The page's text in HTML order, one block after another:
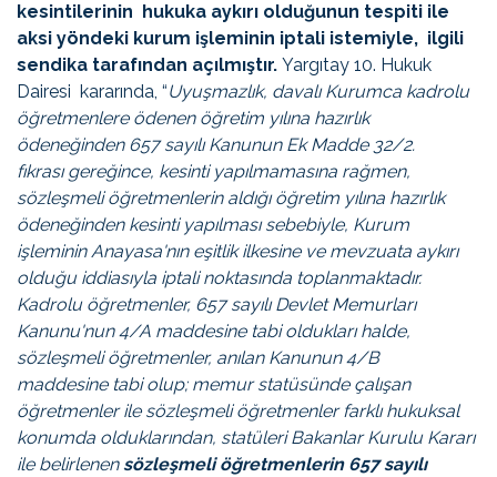
kesintilerinin hukuka aykırı olduğunun tespiti ile
aksi yöndeki kurum işleminin iptali istemiyle, ilgili
sendika tarafından açılmıştır. Yargıtay 10. Hukuk
Dairesi kararında, “Uyuşmazlık, davalı Kurumca kadrolu
öğretmenlere ödenen öğretim yılına hazırlık
ödeneğinden 657 sayılı Kanunun Ek Madde 32/2.
fıkrasıgereğince, kesinti yapılmamasına rağmen,
sözleşmeli öğretmenlerin aldığı öğretim yılına hazırlık
ödeneğinden kesinti yapılması sebebiyle, Kurum
işleminin Anayasa'nın eşitlik ilkesine ve mevzuata aykırı
olduğu iddiasıyla iptali noktasında toplanmaktadır.
Kadrolu öğretmenler, 657 sayılı Devlet Memurları
Kanunu'nun 4/A maddesinetabi oldukları halde,
sözleşmeli öğretmenler, anılan Kanunun 4/B
maddesinetabi olup; memur statüsünde çalışan
öğretmenler ile sözleşmeli öğretmenler farklı hukuksal
konumda olduklarından, statüleri Bakanlar Kurulu Kararı
ile belirlenensözleşmeli öğretmenlerin 657 sayılı